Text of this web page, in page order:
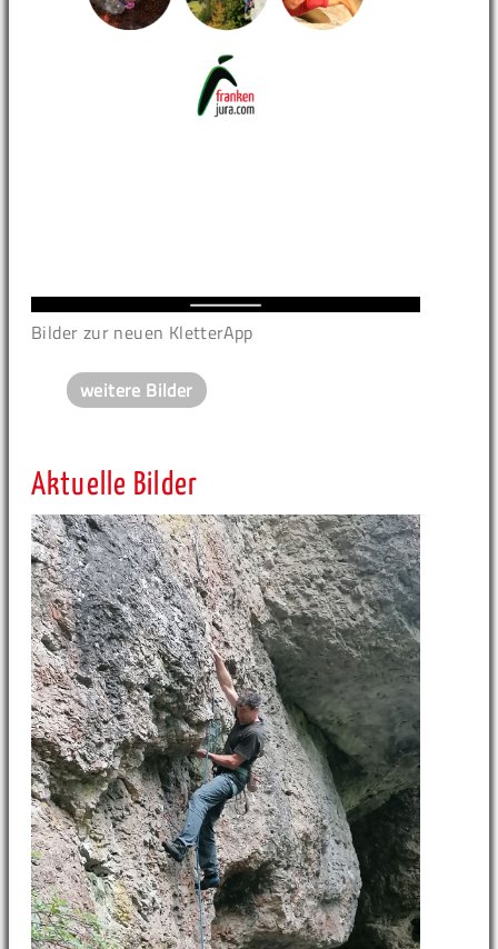
Bilder zur neuen KletterApp
weitere Bilder
Aktuelle Bilder